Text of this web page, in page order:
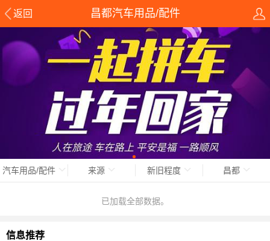
返回 昌都汽车用品/配件
汽车用品/配件 来源 新旧程度 昌都
已加载全部数据。
信息推荐